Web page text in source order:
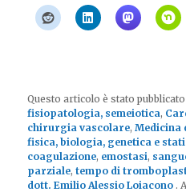
Questo articolo è stato
fisiopatologia, semeiotica,
chirurgia vascolare,Medicina
fisica, biologia, genetica e
coagulazione, emostasi,
parziale,tempo di
dott. Emilio Alessio Loiacono .